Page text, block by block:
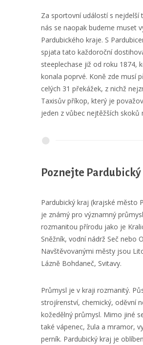
Za sportovní událostí s nejdelší
nás se naopak budeme muset
Pardubického kraje. S
spjata tato každoroční
steeplechase již od roku 1874,
konala poprvé. Koně zde musí
celých 31 překážek, z nichž
Taxisův příkop, který je
jeden z vůbec nejtěžších skoků
Poznejte
Pardubický kraj (krajské město
je známý pro významný
rozmanitou přírodu jako je
Sněžník, vodní nádrž Seč nebo
Navštěvovanými městy jsou
Lázně Bohdaneč, Svitavy.
Průmysl je v kraji rozmanitý.
strojírenství, chemický, oděvní
kožedělný průmysl. Mimo jiné
také vápenec, žula a mramor,
perník. Pardubický kraj je